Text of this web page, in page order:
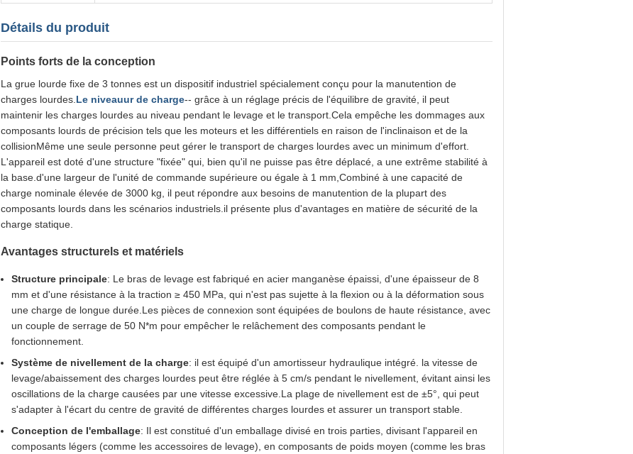
Détails du produit
Points forts de la conception
La grue lourde fixe de 3 tonnes est un dispositif industriel spécialement conçu pour la manutention de
charges lourdes. Le niveauur de charge-- grâce à un réglage précis de l'équilibre de gravité, il peut
maintenir les charges lourdes au niveau pendant le levage et le transport.Cela empêche les dommages aux
composants lourds de précision tels que les moteurs et les différentiels en raison de l'inclinaison et de la
collisionMême une seule personne peut gérer le transport de charges lourdes avec un minimum d'effort.
L'appareil est doté d'une structure "fixée" qui, bien qu'il ne puisse pas être déplacé, a une extrême stabilité à
la base.d'une largeur de l'unité de commande supérieure ou égale à 1 mm,Combiné à une capacité de
charge nominale élevée de 3000 kg, il peut répondre aux besoins de manutention de la plupart des
composants lourds dans les scénarios industriels.il présente plus d'avantages en matière de sécurité de la
charge statique.
Avantages structurels et matériels
Structure principale: Le bras de levage est fabriqué en acier manganèse épaissi, d'une épaisseur de 8
mm et d'une résistance à la traction ≥ 450 MPa, qui n'est pas sujette à la flexion ou à la déformation sous
une charge de longue durée.Les pièces de connexion sont équipées de boulons de haute résistance, avec
un couple de serrage de 50 N*m pour empêcher le relâchement des composants pendant le
fonctionnement.
Système de nivellement de la charge: il est équipé d'un amortisseur hydraulique intégré. la vitesse de
levage/abaissement des charges lourdes peut être réglée à 5 cm/s pendant le nivellement, évitant ainsi les
oscillations de la charge causées par une vitesse excessive.La plage de nivellement est de ±5°, qui peut
s'adapter à l'écart du centre de gravité de différentes charges lourdes et assurer un transport stable.
Conception de l'emballage: Il est constitué d'un emballage divisé en trois parties, divisant l'appareil en
composants légers (comme les accessoires de levage), en composants de poids moyen (comme les bras